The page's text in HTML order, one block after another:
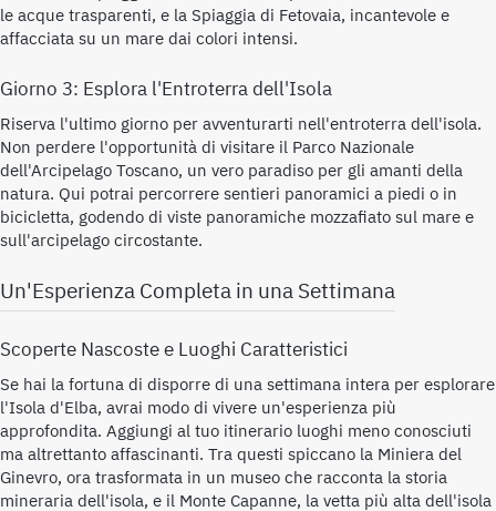
le acque trasparenti, e la Spiaggia di Fetovaia, incantevole e
affacciata su un mare dai colori intensi.
Giorno 3: Esplora l'Entroterra dell'Isola
Riserva l'ultimo giorno per avventurarti nell'entroterra dell'isola.
Non perdere l'opportunità di visitare il Parco Nazionale
dell'Arcipelago Toscano, un vero paradiso per gli amanti della
natura. Qui potrai percorrere sentieri panoramici a piedi o in
bicicletta, godendo di viste panoramiche mozzafiato sul mare e
sull'arcipelago circostante.
Un'Esperienza Completa in una Settimana
Scoperte Nascoste e Luoghi Caratteristici
Se hai la fortuna di disporre di una settimana intera per esplorare
l'Isola d'Elba, avrai modo di vivere un'esperienza più
approfondita. Aggiungi al tuo itinerario luoghi meno conosciuti
ma altrettanto affascinanti. Tra questi spiccano la Miniera del
Ginevro, ora trasformata in un museo che racconta la storia
mineraria dell'isola, e il Monte Capanne, la vetta più alta dell'isola